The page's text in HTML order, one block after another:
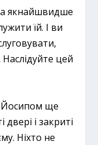
якнайшвидше
їй. І ви
цей
Йосипом ще
і закриті
Ніхто не